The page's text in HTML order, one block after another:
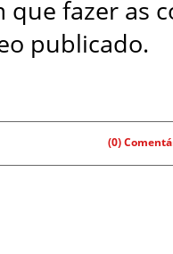
fazer as
publicado.
(0)